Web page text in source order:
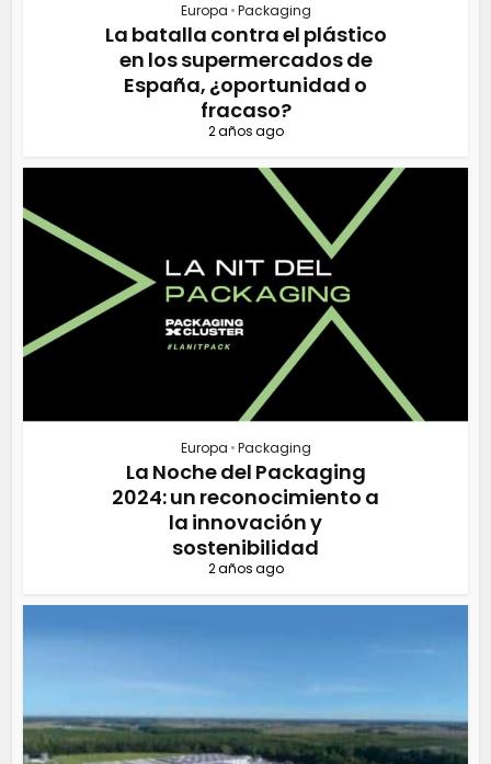
Europa •Packaging
La batalla contra el plástico
en los supermercados de
España, ¿oportunidad o
fracaso?
2 años ago
Europa •Packaging
La Noche del Packaging
2024: un reconocimiento a
la innovación y
sostenibilidad
2 años ago